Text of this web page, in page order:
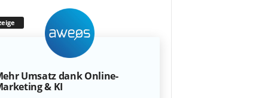
Umsatz dank Online-
& KI